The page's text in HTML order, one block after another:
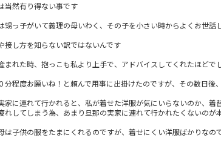
当然有り得ない事です
甥っ子がいて義理の母いわく、その子を小さい時からよくお世話
接し方を知らない訳ではないんです
まれた時、抱っこも私より上手で、アドバイスしてくれたほどでし
分程度お願いね！と頼んで用事に出掛けたのですが、その数日
家に連れて行かれると、私が着せた洋服が気にいらないのか、
れしてしまう為、あまり旦那の実家に連れて行かれたくないのが
は子供の服をたまにくれるのですが、着せにくい洋服ばかりなの